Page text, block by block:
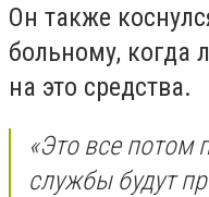
Он также
больному, когда
на это средства.⠀
«Это все потом
службы будут